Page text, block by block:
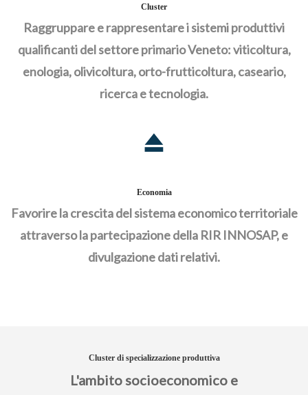
Cluster
Raggruppare e rappresentare i sistemi produttivi
qualificanti del settore primario Veneto: viticoltura,
enologia, olivicoltura, orto-frutticoltura, caseario,
ricerca e tecnologia.
Economia
Favorire la crescita del sistema econom­ico territoriale
attraverso la partecipazione della RIR INNOSAP, e
divulgazione dati relativi.
Cluster di specializzazione produttiva
L'ambito socioeconomico e